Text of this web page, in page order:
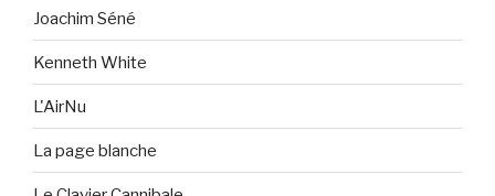
Joachim Séné
Kenneth White
L'AirNu
La page blanche